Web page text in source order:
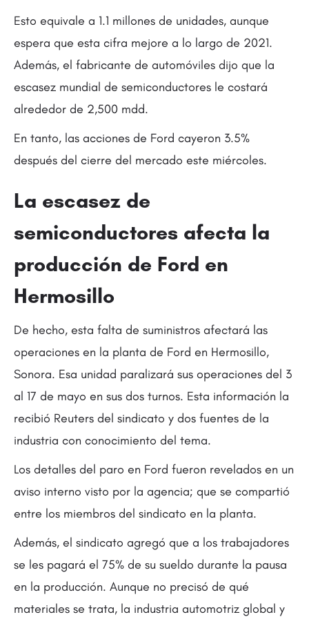
Esto equivale a 1.1 millones de unidades, aunque
espera que esta cifra mejore a lo largo de 2021.
Además, el fabricante de automóviles dijo que la
escasez mundial de semiconductores le costará
alrededor de 2,500 mdd.
En tanto, las acciones de Ford cayeron 3.5%
después del cierre del mercado este miércoles.
La escasez de
semiconductores afecta la
producción de Ford en
Hermosillo
De hecho, esta falta de suministros afectará las
operaciones en la planta de Ford en Hermosillo,
Sonora. Esa unidad paralizará sus operaciones del 3
al 17 de mayo en sus dos turnos. Esta información la
recibió Reuters del sindicato y dos fuentes de la
industria con conocimiento del tema.
Los detalles del paro en Ford fueron revelados en un
aviso interno visto por la agencia; que se compartió
entre los miembros del sindicato en la planta.
Además, el sindicato agregó que a los trabajadores
se les pagará el 75% de su sueldo durante la pausa
en la producción. Aunque no precisó de qué
materiales se trata, la industria automotriz global y